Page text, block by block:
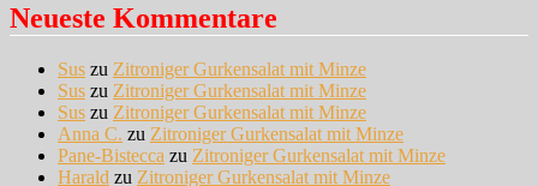
Neueste Kommentare
Sus zu Zitroniger Gurkensalat mit Minze
Sus zu Zitroniger Gurkensalat mit Minze
Sus zu Zitroniger Gurkensalat mit Minze
Anna C. zu Zitroniger Gurkensalat mit Minze
Pane-Bistecca zu Zitroniger Gurkensalat mit Minze
Harald zu Zitroniger Gurkensalat mit Minze